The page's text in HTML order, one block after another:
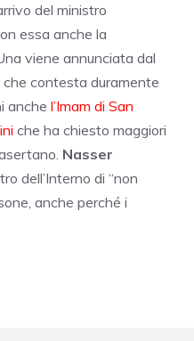
del ministro
essa anche la
viene annunciata dal
che contesta duramente
anche l’Imam di San
che ha chiesto maggiori
Nasser
dell’Interno di “non
anche perché i